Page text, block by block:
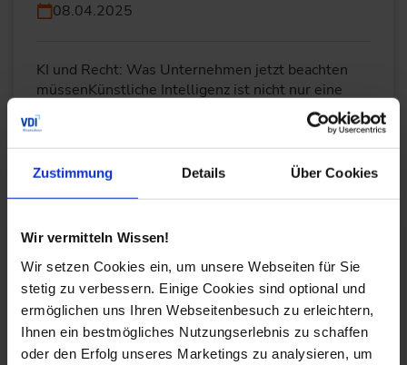
Zustimmung Details Über Cookies
Wir vermitteln Wissen!
Wir setzen Cookies ein, um unsere Webseiten für Sie
stetig zu verbessern. Einige Cookies sind optional und
ermöglichen uns Ihren Webseitenbesuch zu erleichtern,
Ihnen ein bestmögliches Nutzungserlebnis zu schaffen
oder den Erfolg unseres Marketings zu analysieren, um
08.04.2025
KI und Recht: Was Unternehmen jetzt beachten
müssenKünstliche Intelligenz ist nicht nur eine
technologische, sondern auch eine rechtliche…
Rechtliche Aspekte zum Einsatz künstlicher
Intelligenz
09.10.2024